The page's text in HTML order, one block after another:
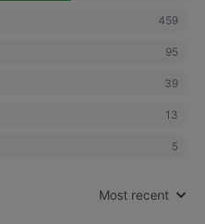
459
95
39
13
5
Most recent